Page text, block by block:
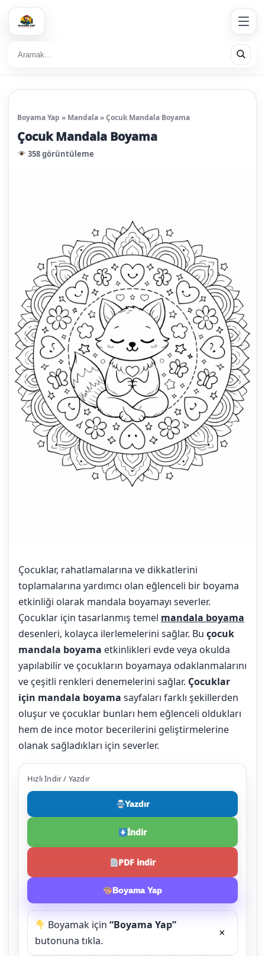
Boyama Yap » Mandala»Çocuk Mandala Boyama
Çocuk Mandala Boyama
358 görüntüleme
Çocuklar, rahatlamalarına ve dikkatlerini
toplamalarına yardımcı olan eğlenceli bir boyama
etkinliği olarak mandala boyamayı severler.
Çocuklar için tasarlanmış temel mandala boyama
desenleri, kolayca ilerlemelerini sağlar. Bu çocuk
mandala boyama etkinlikleri evde veya okulda
yapılabilir ve çocukların boyamaya odaklanmalarını
ve çeşitli renkleri denemelerini sağlar. Çocuklar
için mandala boyama sayfaları farklı şekillerden
oluşur ve çocuklar bunları hem eğlenceli oldukları
hem de ince motor becerilerini geliştirmelerine
olanak sağladıkları için severler.
Hızlı İndir / Yazdır
Yazdır
İndir
PDF indir
Boyama Yap
Boyamak için“Boyama Yap”
butonuna tıkla.
×